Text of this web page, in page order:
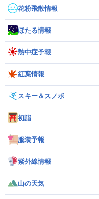
花粉飛散情報
ほたる情報
熱中症予報
紅葉情報
スキー＆スノボ
初詣
服装予報
紫外線情報
山の天気